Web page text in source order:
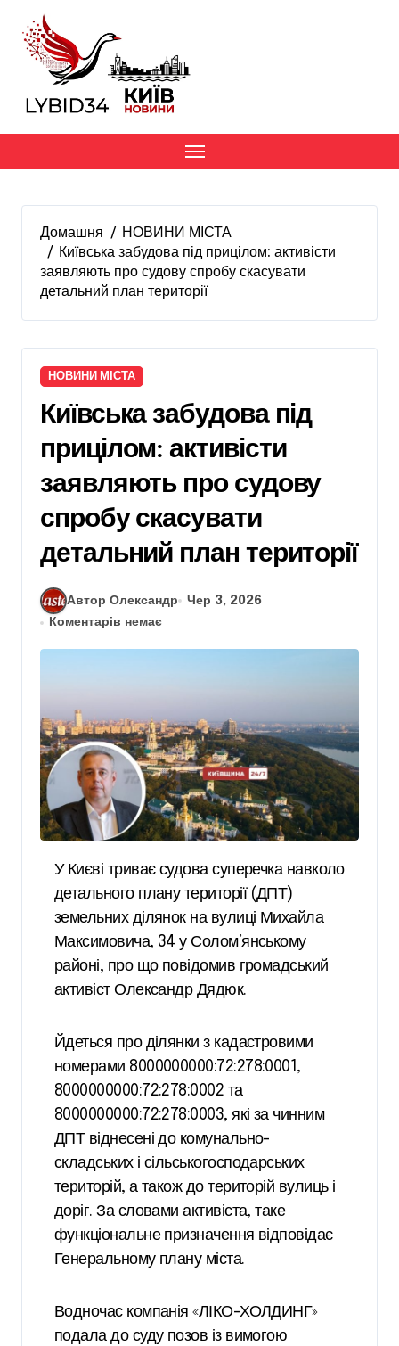
вмісту
Домашня
НОВИНИ МІСТА
Київська забудова під прицілом: активісти
заявляють про судову спробу скасувати
детальний план території
НОВИНИ МІСТА
Київська забудова під
прицілом: активісти
заявляють про судову
спробу скасувати
детальний план території
Автор Олександр
Чер 3, 2026
Коментарів немає
У Києві триває судова суперечка навколо
детального плану території (ДПТ)
земельних ділянок на вулиці Михайла
Максимовича, 34 у Солом’янському
районі, про що повідомив громадський
активіст Олександр Дядюк.
Йдеться про ділянки з кадастровими
номерами 8000000000:72:278:0001,
8000000000:72:278:0002 та
8000000000:72:278:0003, які за чинним
ДПТ віднесені до комунально-
складських і сільськогосподарських
територій, а також до територій вулиць і
доріг. За словами активіста, таке
функціональне призначення відповідає
Генеральному плану міста.
Водночас компанія «ЛІКО-ХОЛДИНГ»
подала до суду позов із вимогою